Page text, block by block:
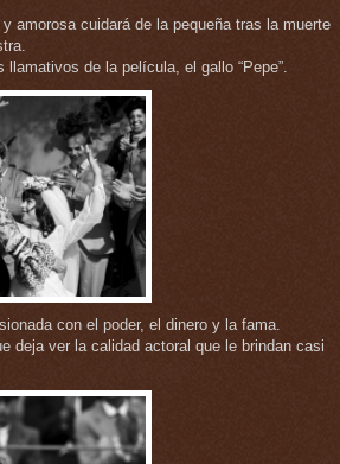
amorosa cuidará de la pequeña tras la muerte
de la película, el gallo “Pepe”.
con el poder, el dinero y la fama.
deja ver la calidad actoral que le brindan casi